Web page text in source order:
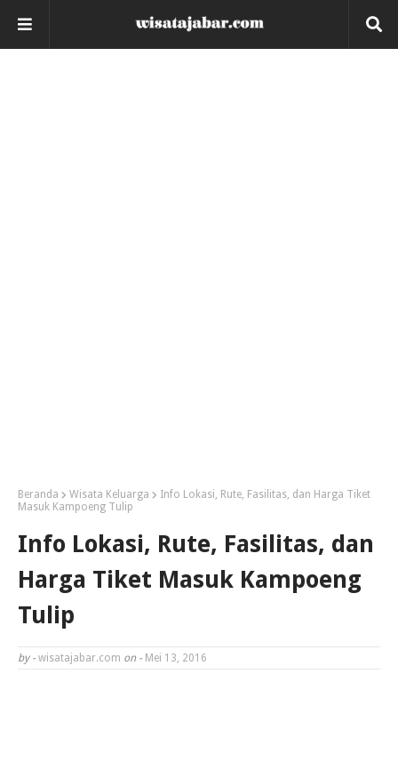
Beranda Wisata Keluarga
Info Lokasi, Rute, Fasilitas, dan Harga Tiket
Masuk Kampoeng Tulip
Info Lokasi, Rute, Fasilitas, dan
Harga Tiket Masuk Kampoeng
Tulip
by - wisatajabar.com on - Mei 13, 2016